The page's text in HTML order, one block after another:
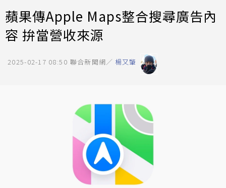
蘋果傳Apple Maps整合搜尋廣告內
容 拚當營收來源
2025-02-17 08:50 聯合新聞網／ 楊又肇